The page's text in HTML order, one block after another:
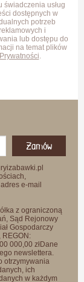
świadczenia usług
dostępnych w
potrzeb
i
lub dostępu do
na temat plików
.
Zamów
e-mail
z ograniczoną
Sąd Rejonowy
Gospodarczy
000,00 złDane
newslettera.
otrzymywania
ich
w każdym